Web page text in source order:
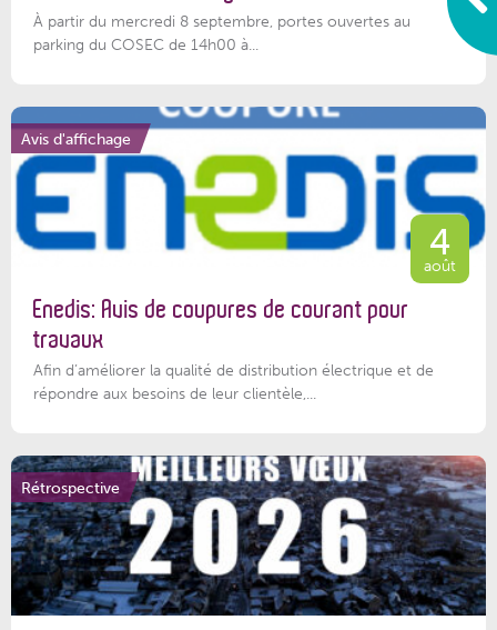
À partir du mercredi 8 septembre, portes ouvertes au
parking du COSEC de 14h00 à...
Avis d'affichage
4
août
Enedis: Avis de coupures de courant pour
travaux
Afin d’améliorer la qualité de distribution électrique et de
répondre aux besoins de leur clientèle,...
Rétrospective